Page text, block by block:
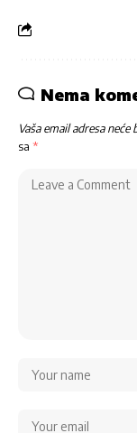
Nema
Vaša email adresa
sa *